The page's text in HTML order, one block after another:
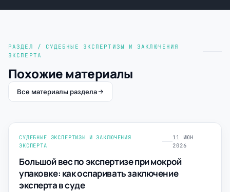
РАЗДЕЛ / СУДЕБНЫЕ ЭКСПЕРТИЗЫ И ЗАКЛЮЧЕНИЯ
ЭКСПЕРТА
Похожие материалы
Все материалы раздела
СУДЕБНЫЕ ЭКСПЕРТИЗЫ И ЗАКЛЮЧЕНИЯ
ЭКСПЕРТА
11 ИЮН
2026
Большой вес по экспертизе при мокрой
упаковке: как оспаривать заключение
эксперта в суде